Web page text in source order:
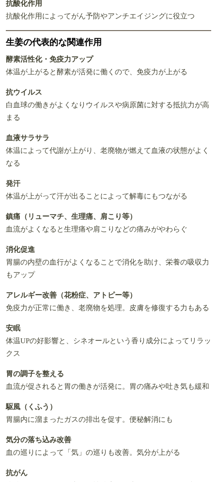
抗酸化作用
抗酸化作用によってがん予防やアンチエイジングに役立つ
生姜の代表的な関連作用
酵素活性化・免疫力アップ
体温が上がると酵素が活発に働くので、免疫力が上がる
抗ウイルス
白血球の働きがよくなりウイルスや病原菌に対する抵抗力が高
まる
血液サラサラ
体温によって代謝が上がり、老廃物が燃えて血液の状態がよく
なる
発汗
体温が上がって汗が出ることによって解毒にもつながる
鎮痛（リューマチ、生理痛、肩こり等）
血流がよくなると生理痛や肩こりなどの痛みがやわらぐ
消化促進
胃腸の内壁の血行がよくなることで消化を助け、栄養の吸収力
もアップ
アレルギー改善（花粉症、アトピー等）
免疫力が正常に働き、老廃物を処理。皮膚を修復する力もある
安眠
体温UPの好影響と、シネオールという香り成分によってリラッ
クス
胃の調子を整える
血流が促されると胃の働きが活発に。胃の痛みや吐き気も緩和
駆風（くふう）
胃腸内に溜まったガスの排出を促す。便秘解消にも
気分の落ち込み改善
血の巡りによって「気」の巡りも改善。気分が上がる
抗がん